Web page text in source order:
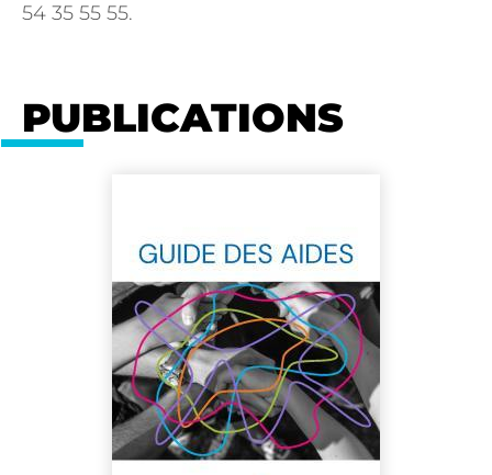
54 35 55 55.
PUBLICATIONS